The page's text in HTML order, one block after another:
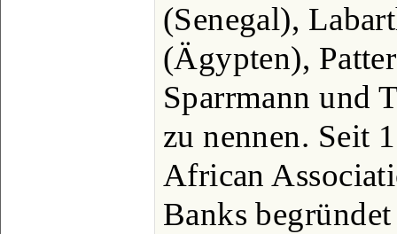
(Senegal),
(Ägypten),
Sparrmann und
zu nennen. Seit
African
Banks